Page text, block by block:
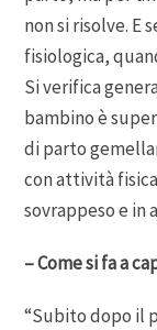
non si risolve. E
fisiologica,
Si verifica
bambino è
di parto
con attività
sovrappeso e in
– Come si fa a
“Subito dopo il